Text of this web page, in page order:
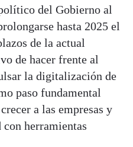
del Gobierno al
hasta 2025 el
de la actual
de hacer frente al
la digitalización de
paso fundamental
a las empresas y
herramientas